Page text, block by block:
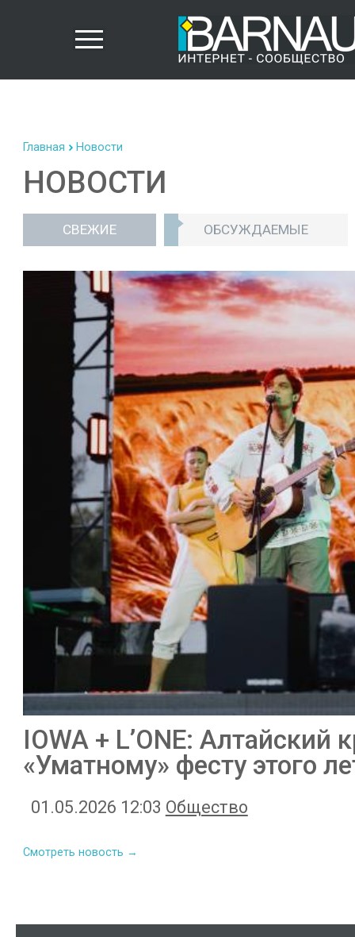
Главная Новости
НОВОСТИ
СВЕЖИЕ ОБСУЖДАЕМЫЕ
IOWA + L’ONE: Алтайский
«Уматному» фесту этого
01.05.2026 12:03 Общество
Смотреть новость →